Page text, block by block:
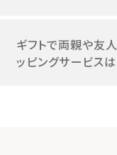
ギフトで両親や友
ッピングサービス